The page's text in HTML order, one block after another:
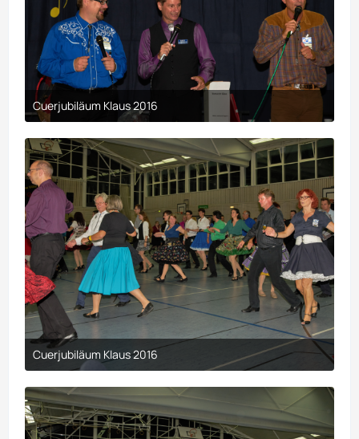
Cuerjubiläum Klaus 2016
9. April 2017 um 00:29
Cuerjubiläum Klaus 2016
9. April 2017 um 00:29